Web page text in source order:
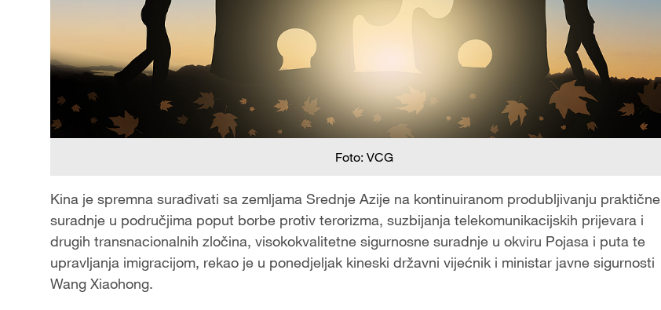
Foto: VCG
Kina je spremna surađivati sa zemljama Srednje Azije na kontinuiranom produbljivanju praktične
suradnje u područjima poput borbe protiv terorizma, suzbijanja telekomunikacijskih prijevara i
drugih transnacionalnih zločina, visokokvalitetne sigurnosne suradnje u okviru Pojasa i puta te
upravljanja imigracijom, rekao je u ponedjeljak kineski državni vijećnik i ministar javne sigurnosti
Wang Xiaohong.